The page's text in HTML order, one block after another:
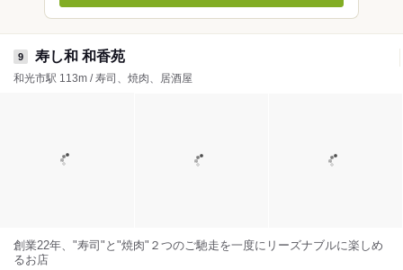
9 寿し和 和香苑
和光市駅 113m / 寿司、焼肉、居酒屋
創業22年、"寿司"と"焼肉"２つのご馳走を一度にリーズナブルに楽しめ
るお店